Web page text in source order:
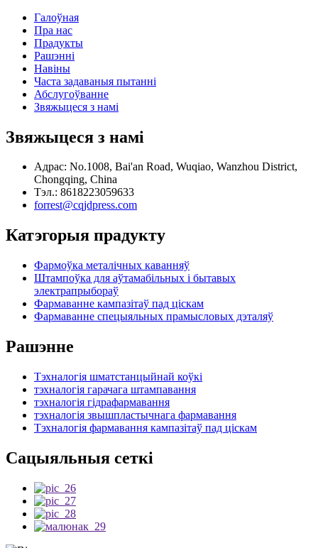
Галоўная
Пра нас
Прадукты
Рашэнні
Навіны
Часта задаваныя пытанні
Абслугоўванне
Звяжыцеся з намі
Звяжыцеся з намі
Адрас: No.1008, Bai'an Road, Wuqiao, Wanzhou District,
Chongqing, China
Тэл.: 8618223059633
forrest@cqjdpress.com
Катэгорыя прадукту
Фармоўка металічных каванняў
Штампоўка для аўтамабільных і бытавых
электрапрыбораў
Фармаванне кампазітаў пад ціскам
Фармаванне спецыяльных прамысловых дэталяў
Рашэнне
Тэхналогія шматстанцыйнай коўкі
тэхналогія гарачага штампавання
тэхналогія гідрафармавання
тэхналогія звышпластычнага фармавання
Тэхналогія фармавання кампазітаў пад ціскам
Сацыяльныя сеткі